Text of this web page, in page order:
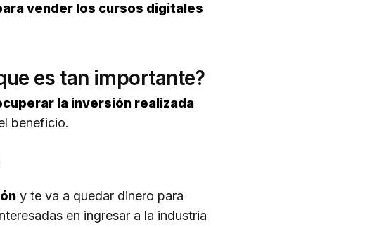
vender los cursos digitales
es tan importante?
la inversión realizada
beneficio.
y te va a quedar dinero para
en ingresar a la industria